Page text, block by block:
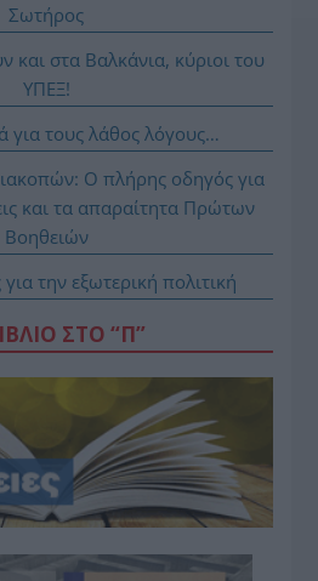
Σωτήρος
και στα Βαλκάνια, κύριοι του
ΥΠΕΞ!
για τους λάθος λόγους…
Ο πλήρης οδηγός για
και τα απαραίτητα Πρώτων
Βοηθειών
την εξωτερική πολιτική
ΣΤΟ “Π”